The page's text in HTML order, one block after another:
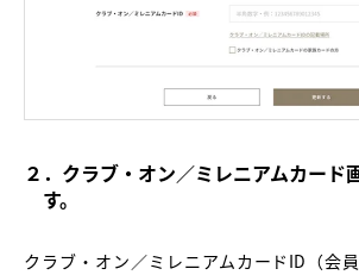
２．クラブ・オン／ミレニアムカード
す。
クラブ・オン／ミレニアムカードID（会